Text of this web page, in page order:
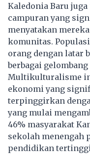
Kaledonia Baru
campuran yang
menyatakan
komunitas.
orang dengan latar
berbagai
Multikulturalisme
ekonomi yang
terpinggirkan
yang mulai
46% masyarakat
sekolah menengah
pendidikan